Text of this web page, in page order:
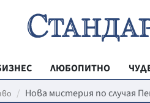
ЛЮБОПИТНО
Нова мистерия по случая